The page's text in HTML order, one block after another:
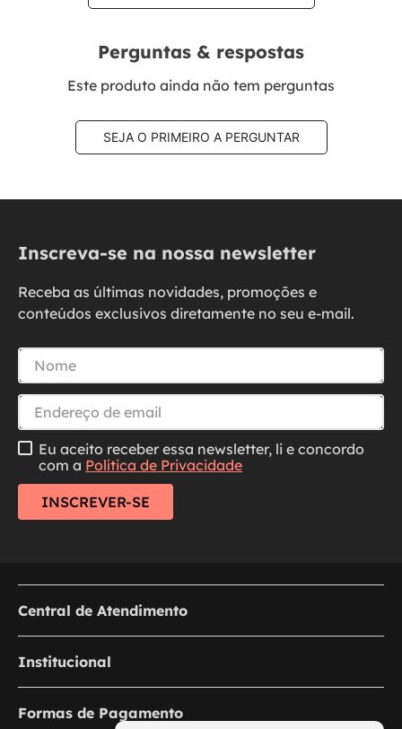
Perguntas & respostas
Este produto ainda não tem perguntas
SEJA O PRIMEIRO A PERGUNTAR
Inscreva-se na nossa newsletter
Receba as últimas novidades, promoções e
conteúdos exclusivos diretamente no seu e-mail.
Eu aceito receber essa newsletter, li e concordo
com a Política de Privacidade
INSCREVER-SE
Central de Atendimento
Institucional
Formas de Pagamento